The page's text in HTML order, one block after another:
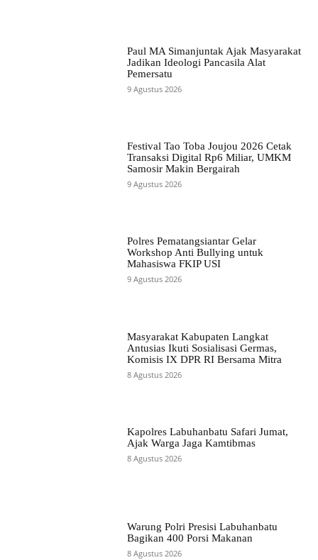
Paul MA Simanjuntak Ajak Masyarakat
Jadikan Ideologi Pancasila Alat
Pemersatu
9 Agustus 2026
Festival Tao Toba Joujou 2026 Cetak
Transaksi Digital Rp6 Miliar, UMKM
Samosir Makin Bergairah
9 Agustus 2026
Polres Pematangsiantar Gelar
Workshop Anti Bullying untuk
Mahasiswa FKIP USI
9 Agustus 2026
Masyarakat Kabupaten Langkat
Antusias Ikuti Sosialisasi Germas,
Komisis IX DPR RI Bersama Mitra
8 Agustus 2026
Kapolres Labuhanbatu Safari Jumat,
Ajak Warga Jaga Kamtibmas
8 Agustus 2026
Warung Polri Presisi Labuhanbatu
Bagikan 400 Porsi Makanan
8 Agustus 2026